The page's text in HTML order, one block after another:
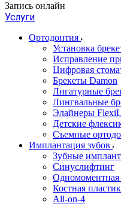
Запись онлайн
Услуги
Ортодонтия
Установка
Исправление
Цифровая
Брекеты Damon
Лигатурные
Лингвальные
Элайнеры
Детские
Съемные
Имплантация зубов
Зубные
Синуслифтинг
Костная
All-on-4